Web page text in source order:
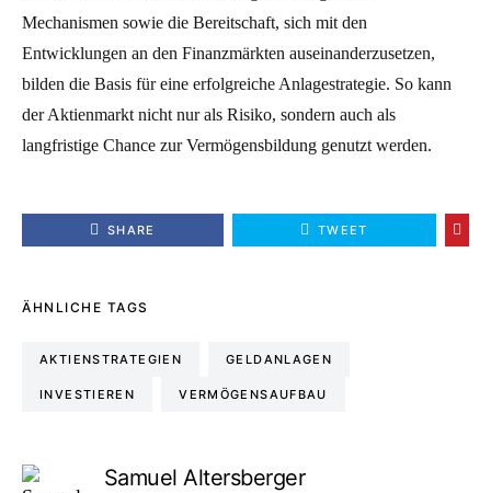
Mechanismen sowie die Bereitschaft, sich mit den
Entwicklungen an den Finanzmärkten auseinanderzusetzen,
bilden die Basis für eine erfolgreiche Anlagestrategie. So kann
der Aktienmarkt nicht nur als Risiko, sondern auch als
langfristige Chance zur Vermögensbildung genutzt werden.
SHARE TWEET
ÄHNLICHE TAGS
AKTIENSTRATEGIEN GELDANLAGEN
INVESTIEREN VERMÖGENSAUFBAU
Samuel Altersberger